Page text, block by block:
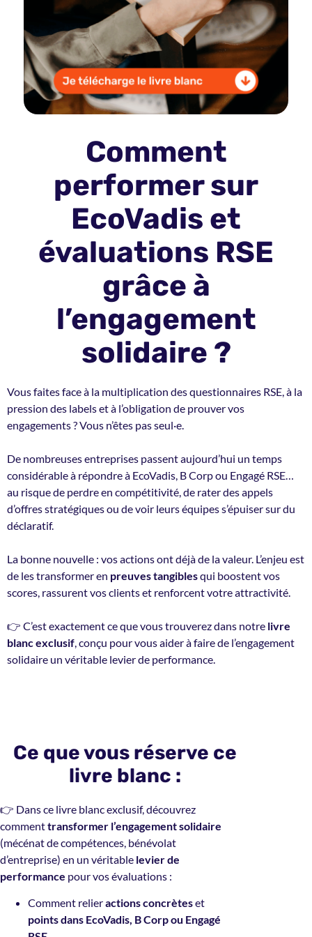
Comment
performer sur
EcoVadis et
évaluations RSE
grâce à
l’engagement
solidaire ?
Vous faites face à la multiplication des questionnaires RSE, à la
pression des labels et à l’obligation de prouver vos
engagements ? Vous n’êtes pas seul·e.
De nombreuses entreprises passent aujourd’hui un temps
considérable à répondre à EcoVadis, B Corp ou Engagé RSE…
au risque de perdre en compétitivité, de rater des appels
d’offres stratégiques ou de voir leurs équipes s’épuiser sur du
déclaratif.
La bonne nouvelle : vos actions ont déjà de la valeur. L’enjeu est
de les transformer en preuves tangiblesqui boostent vos
scores, rassurent vos clients et renforcent votre attractivité.
👉 C’est exactement ce que vous trouverez dans notre livre
blanc exclusif, conçu pour vous aider à faire de l’engagement
solidaire un véritable levier de performance.
Ce que vous réserve ce
livre blanc :
👉 Dans ce livre blanc exclusif, découvrez
commenttransformer l’engagement solidaire
(mécénat de compétences, bénévolat
d’entreprise) en un véritable levier de
performance pour vos évaluations :
Comment relieractions concrèteset
points dans EcoVadis, B Corp ou Engagé